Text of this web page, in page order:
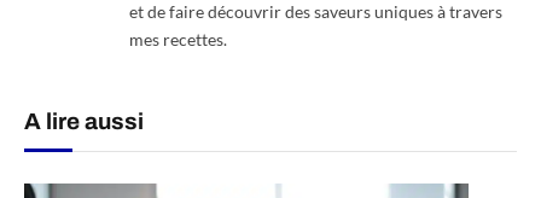
et de faire découvrir des saveurs uniques à travers
mes recettes.
A lire aussi